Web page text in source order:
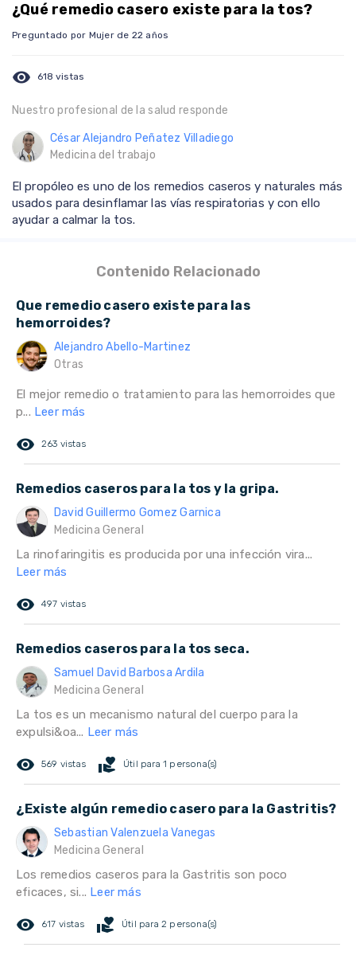
¿Qué remedio casero existe para la tos?
Preguntado por Mujer de 22 años
visibility 618 vistas
Nuestro profesional de la salud responde
César Alejandro Peñatez Villadiego
Medicina del trabajo
El propóleo es uno de los remedios caseros y naturales más
usados para desinflamar las vías respiratorias y con ello
ayudar a calmar la tos.
Contenido Relacionado
Que remedio casero existe para las
hemorroides?
Alejandro Abello-Martinez
Otras
El mejor remedio o tratamiento para las hemorroides que
p... Leer más
remove_red_eye 263 vistas
Remedios caseros para la tos y la gripa.
David Guillermo Gomez Garnica
Medicina General
La rinofaringitis es producida por una infección vira...
Leer más
remove_red_eye 497 vistas
Remedios caseros para la tos seca.
Samuel David Barbosa Ardila
Medicina General
La tos es un mecanismo natural del cuerpo para la
expulsi&oa... Leer más
remove_red_eye 569 vistas volunteer_activism Útil para 1 persona(s)
¿Existe algún remedio casero para la Gastritis?
Sebastian Valenzuela Vanegas
Medicina General
Los remedios caseros para la Gastritis son poco
eficaces, si... Leer más
remove_red_eye 617 vistas volunteer_activism Útil para 2 persona(s)